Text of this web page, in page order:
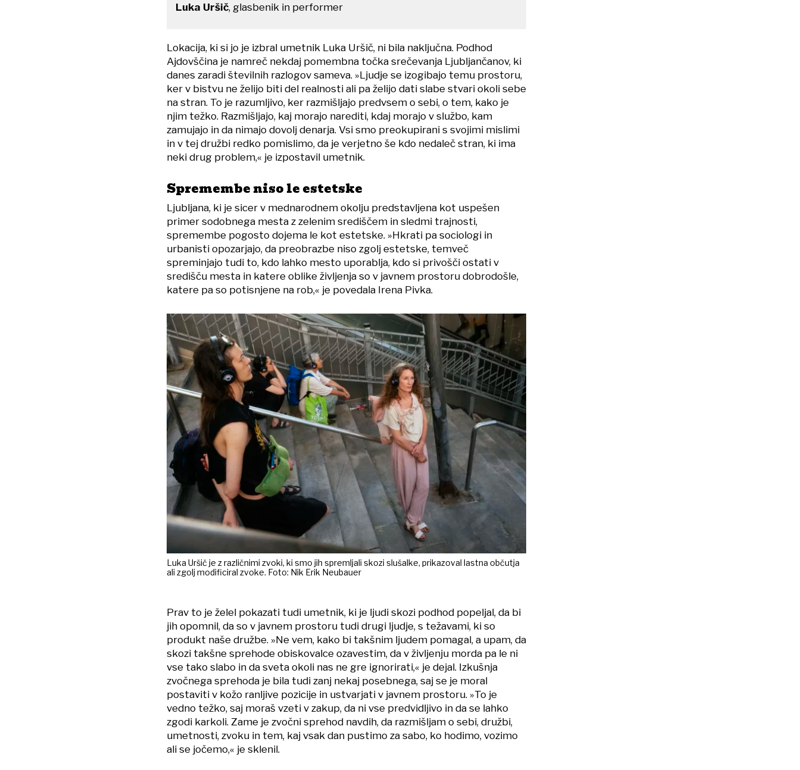
Luka Uršič, glasbenik in performer
Lokacija, ki si jo je izbral umetnik Luka Uršič, ni bila naključna. Podhod
Ajdovščina je namreč nekdaj pomembna točka srečevanja Ljubljančanov, ki
danes zaradi številnih razlogov sameva. »Ljudje se izogibajo temu prostoru,
ker v bistvu ne želijo biti del realnosti ali pa želijo dati slabe stvari okoli sebe
na stran. To je razumljivo, ker razmišljajo predvsem o sebi, o tem, kako je
njim težko. Razmišljajo, kaj morajo narediti, kdaj morajo v službo, kam
zamujajo in da nimajo dovolj denarja. Vsi smo preokupirani s svojimi mislimi
in v tej družbi redko pomislimo, da je verjetno še kdo nedaleč stran, ki ima
neki drug problem,« je izpostavil umetnik.
Spremembe niso le estetske
Ljubljana, ki je sicer v mednarodnem okolju predstavljena kot uspešen
primer sodobnega mesta z zelenim središčem in sledmi trajnosti,
spremembe pogosto dojema le kot estetske. »Hkrati pa sociologi in
urbanisti opozarjajo, da preobrazbe niso zgolj estetske, temveč
spreminjajo tudi to, kdo lahko mesto uporablja, kdo si privošči ostati v
središču mesta in katere oblike življenja so v javnem prostoru dobrodošle,
katere pa so potisnjene na rob,« je povedala Irena Pivka.
Luka Uršič je z različnimi zvoki, ki smo jih spremljali skozi slušalke, prikazoval lastna občutja
ali zgolj modificiral zvoke. Foto: Nik Erik Neubauer
Prav to je želel pokazati tudi umetnik, ki je ljudi skozi podhod popeljal, da bi
jih opomnil, da so v javnem prostoru tudi drugi ljudje, s težavami, ki so
produkt naše družbe. »Ne vem, kako bi takšnim ljudem pomagal, a upam, da
skozi takšne sprehode obiskovalce ozavestim, da v življenju morda pa le ni
vse tako slabo in da sveta okoli nas ne gre ignorirati,« je dejal. Izkušnja
zvočnega sprehoda je bila tudi zanj nekaj posebnega, saj se je moral
postaviti v kožo ranljive pozicije in ustvarjati v javnem prostoru. »To je
vedno težko, saj moraš vzeti v zakup, da ni vse predvidljivo in da se lahko
zgodi karkoli. Zame je zvočni sprehod navdih, da razmišljam o sebi, družbi,
umetnosti, zvoku in tem, kaj vsak dan pustimo za sabo, ko hodimo, vozimo
ali se jočemo,« je sklenil.